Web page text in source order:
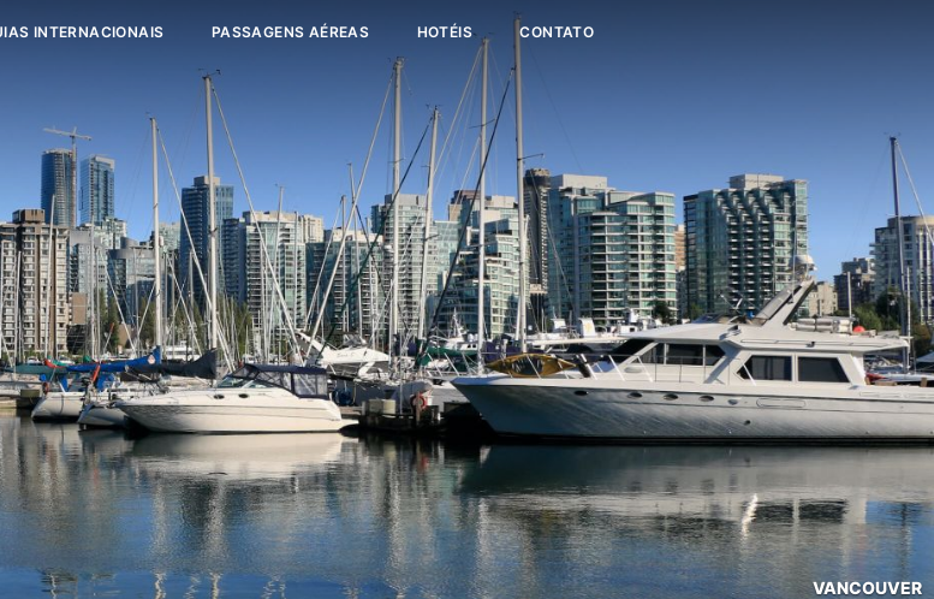
INTERNACIONAIS PASSAGENS AÉREAS HOTÉIS CONTATO
VANCOUVER